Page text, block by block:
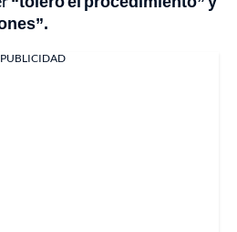
PUBLICIDAD